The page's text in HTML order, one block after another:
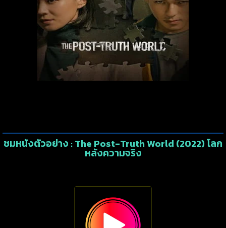
ชมหนังตัวอย่าง : The Post-Truth World (2022) โลก
หลังความจริง